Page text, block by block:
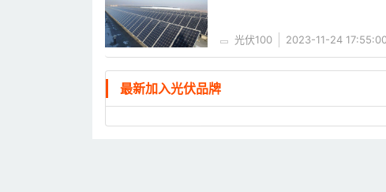
光伏100 2023-11-24
最新加入光伏品牌